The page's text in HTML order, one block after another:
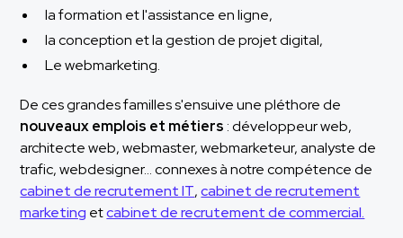
la formation et l'assistance en ligne,
la conception et la gestion de projet digital,
Le webmarketing.
De ces grandes familles s'ensuive une pléthore de
nouveaux emplois et métiers : développeur web,
architecte web, webmaster, webmarketeur, analyste de
trafic, webdesigner… connexes à notre compétence de
cabinet de recrutement IT,cabinet de recrutement
marketing etcabinet de recrutement de commercial.